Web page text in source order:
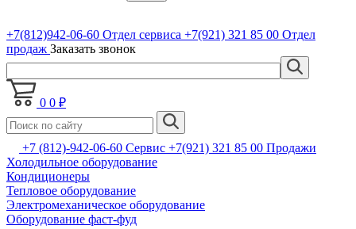
+7(812)942-06-60 Отдел сервиса +7(921) 321 85 00 Отдел
продаж Заказать звонок
0 0 ₽
+7 (812)-942-06-60 Сервис +7(921) 321 85 00 Продажи
Холодильное оборудование
Кондиционеры
Тепловое оборудование
Электромеханическое оборудование
Оборудование фаст-фуд